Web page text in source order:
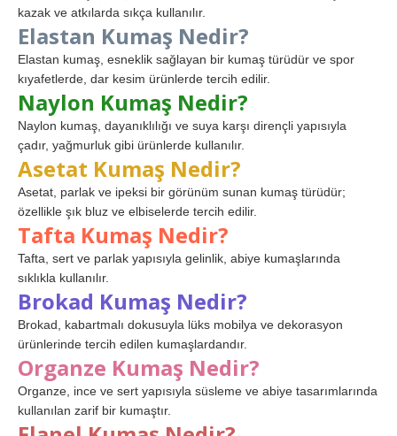
kazak ve atkılarda sıkça kullanılır.
Elastan Kumaş Nedir?
Elastan kumaş, esneklik sağlayan bir kumaş türüdür ve spor
kıyafetlerde, dar kesim ürünlerde tercih edilir.
Naylon Kumaş Nedir?
Naylon kumaş, dayanıklılığı ve suya karşı dirençli yapısıyla
çadır, yağmurluk gibi ürünlerde kullanılır.
Asetat Kumaş Nedir?
Asetat, parlak ve ipeksi bir görünüm sunan kumaş türüdür;
özellikle şık bluz ve elbiselerde tercih edilir.
Tafta Kumaş Nedir?
Tafta, sert ve parlak yapısıyla gelinlik, abiye kumaşlarında
sıklıkla kullanılır.
Brokad Kumaş Nedir?
Brokad, kabartmalı dokusuyla lüks mobilya ve dekorasyon
ürünlerinde tercih edilen kumaşlardandır.
Organze Kumaş Nedir?
Organze, ince ve sert yapısıyla süsleme ve abiye tasarımlarında
kullanılan zarif bir kumaştır.